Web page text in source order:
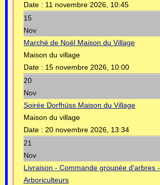
Date : 11 novembre 2026, 10:45
15
Nov
Marché de Noël Maison du Village
Maison du village
Date : 15 novembre 2026, 10:00
20
Nov
Soirée Dorfhüss Maison du Village
Maison du village
Date : 20 novembre 2026, 13:34
21
Nov
Livraison - Commande groupée d'arbres -
Arboriculteurs